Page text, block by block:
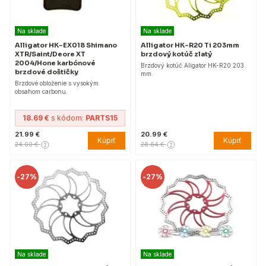
Na sklade
Alligator HK-EX018 Shimano
XTR/Saint/Deore XT
2004/Hone karbónové
brzdové doštičky
Brzdové obloženie s vysokým
obsahom carbonu.
18.69 € s kódom: PARTS15
21.99 €
24.00 € Kúpiť
Na sklade
Alligator HK-R20 Ti 203mm
brzdový kotúč zlatý
Brzdový kotúč Aligator HK-R20 203
mm.
20.99 €
28.64 € Kúpiť
-27%
Na sklade
-27%
Na sklade